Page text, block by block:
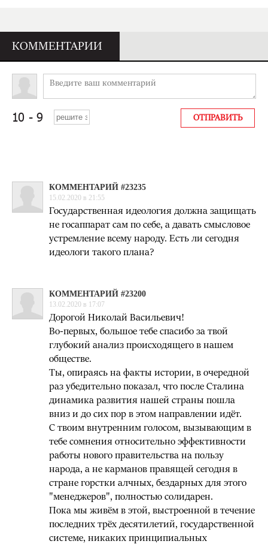
КОММЕНТАРИИ
КОММЕНТАРИЙ #23235
15.02.2020 в 21:55
Государственная идеология должна защищать
не госаппарат сам по себе, а давать смысловое
устремление всему народу. Есть ли сегодня
идеологи такого плана?
КОММЕНТАРИЙ #23200
13.02.2020 в 17:07
Дорогой Николай Васильевич!
Во-первых, большое тебе спасибо за твой
глубокий анализ происходящего в нашем
обществе.
Ты, опираясь на факты истории, в очередной
раз убедительно показал, что после Сталина
динамика развития нашей страны пошла
вниз и до сих пор в этом направлении идёт.
С твоим внутренним голосом, вызывающим в
тебе сомнения относительно эффективности
работы нового правительства на пользу
народа, а не карманов правящей сегодня в
стране горстки алчных, бездарных для этого
"менеджеров", полностью солидарен.
Пока мы живём в этой, выстроенной в течение
последних трёх десятилетий, государственной
системе, никаких принципиальных